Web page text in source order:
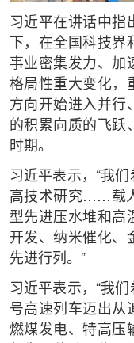
习近平在讲话中指
下，在全国科技
事业密集发力、加
格局性重大变化，
方向开始进入并行
的积累向质的飞跃
时期。
习近平表示，“我
高技术研究……载
型先进压水堆和高
开发、纳米催化、
先进行列。”
习近平表示，“我
号高速列车迈出从
燃煤发电、特高压